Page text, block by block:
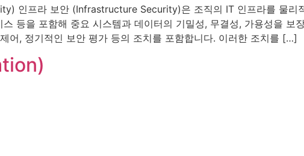
인프라 보안 (Infrastructure Security)은 조직의 IT 인프라를 물리
등을 포함해 중요 시스템과 데이터의 기밀성, 무결성, 가용성을 보
어, 정기적인 보안 평가 등의 조치를 포함합니다. 이러한 조치를 […]